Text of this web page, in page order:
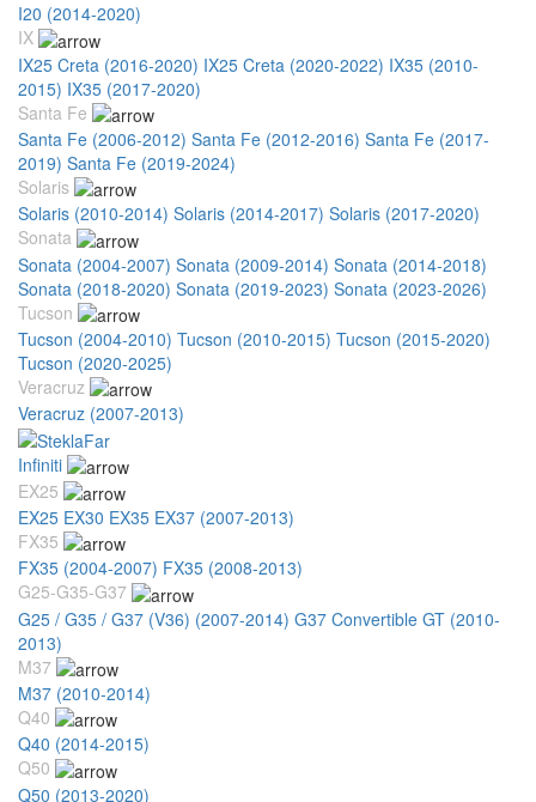
I20 (2014-2020)
IX
IX25 Creta (2016-2020) IX25 Creta (2020-2022) IX35 (2010-
2015) IX35 (2017-2020)
Santa Fe
Santa Fe (2006-2012) Santa Fe (2012-2016) Santa Fe (2017-
2019) Santa Fe (2019-2024)
Solaris
Solaris (2010-2014) Solaris (2014-2017) Solaris (2017-2020)
Sonata
Sonata (2004-2007) Sonata (2009-2014) Sonata (2014-2018)
Sonata (2018-2020) Sonata (2019-2023) Sonata (2023-2026)
Tucson
Tucson (2004-2010) Tucson (2010-2015) Tucson (2015-2020)
Tucson (2020-2025)
Veracruz
Veracruz (2007-2013)
Infiniti
EX25
EX25 EX30 EX35 EX37 (2007-2013)
FX35
FX35 (2004-2007) FX35 (2008-2013)
G25-G35-G37
G25 / G35 / G37 (V36) (2007-2014) G37 Convertible GT (2010-
2013)
M37
M37 (2010-2014)
Q40
Q40 (2014-2015)
Q50
Q50 (2013-2020)